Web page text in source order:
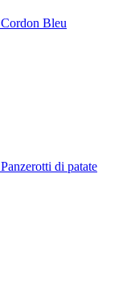
Bleu
di patate